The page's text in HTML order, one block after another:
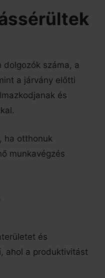
száma, a
a járvány előtti
és
ha otthonuk
munkavégzés
és
ahol a produktivitást